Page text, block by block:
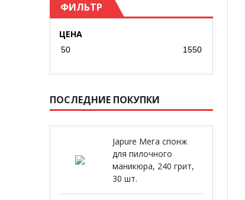
ФИЛЬТР
ЦЕНА
ПОСЛЕДНИЕ ПОКУПКИ
Japure Мега спонж
для пилочного
маникюра, 240 грит,
30 шт.